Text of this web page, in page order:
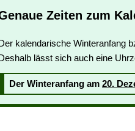
Zeiten zum
kalendarische Winteranfang
lässt sich auch eine
Der Winteranfang am 20.